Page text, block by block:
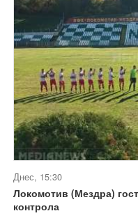
Днес, 15:30
Локомотив (Мездра)
контрола